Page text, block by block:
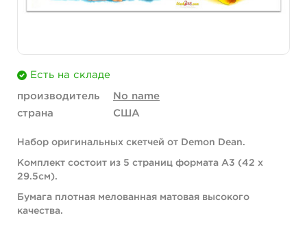
Есть на складе
производитель
No name
страна
США
Набор оригинальных скетчей от Demon Dean.
Комплект состоит из 5 страниц формата А3 (42 х
29.5см).
Бумага плотная мелованная матовая высокого
качества.